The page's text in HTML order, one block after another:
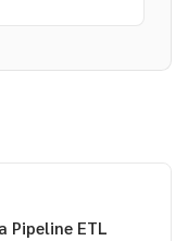
Pipeline ETL